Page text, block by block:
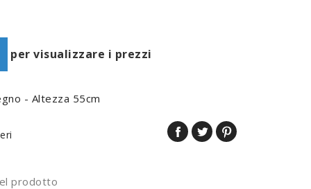
per visualizzare i prezzi
- Altezza 55cm
prodotto